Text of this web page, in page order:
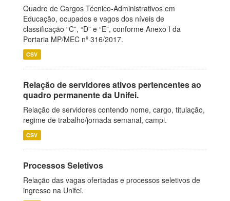
Quadro de Cargos Técnico-Administrativos em
Educação, ocupados e vagos dos níveis de
classificação “C”, “D” e “E”, conforme Anexo I da
Portaria MP/MEC nº 316/2017.
CSV
Relação de servidores ativos pertencentes ao
quadro permanente da Unifei.
Relação de servidores contendo nome, cargo, titulação,
regime de trabalho/jornada semanal, campi.
CSV
Processos Seletivos
Relação das vagas ofertadas e processos seletivos de
ingresso na Unifei.